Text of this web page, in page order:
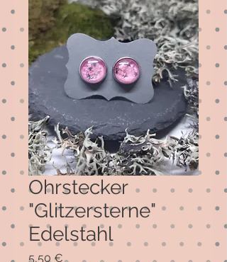
Ohrstecker
"Glitzersterne"
Edelstahl
5,50 €Preis